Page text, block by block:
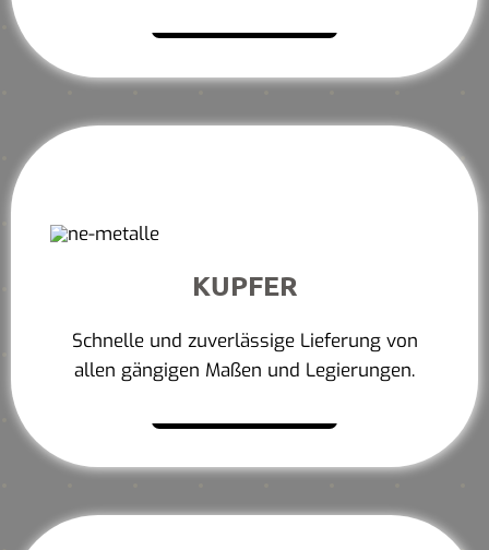
KUPFER
Schnelle und zuverlässige Lieferung von
allen gängigen Maßen und Legierungen.